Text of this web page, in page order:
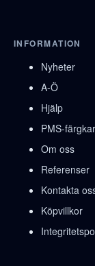
INFORMATION
Nyheter
A-Ö
Hjälp
PMS-
Om oss
Referenser
Kontakta
Köpvillkor